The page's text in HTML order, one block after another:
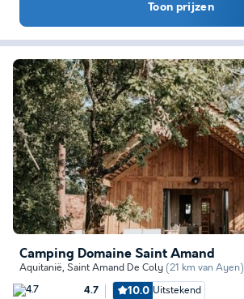
Toon prijzen
Camping Domaine Saint Amand
Aquitanië, Saint Amand De Coly (21 km van Ayen)
4.7 10.0 Uitstekend